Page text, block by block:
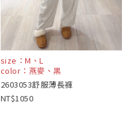
size：M、L
color：燕麥、黑
2603053舒服薄長褲
1050